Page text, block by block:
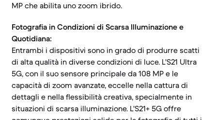
MP che abilita uno zoom ibrido.
Fotografia in Condizioni di Scarsa Illuminazione e
Quotidiana:
Entrambi i dispositivi sono in grado di produrre scatti
di alta qualità in diverse condizioni di luce. L'S21 Ultra
5G, con il suo sensore principale da 108 MP e le
capacità di zoom avanzate, eccelle nella cattura di
dettagli e nella flessibilità creativa, specialmente in
situazioni di scarsa illuminazione. L'S21+ 5G offre